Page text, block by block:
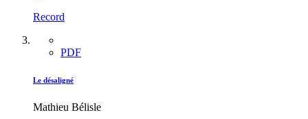
Record
PDF
Le désaligné
Mathieu Bélisle